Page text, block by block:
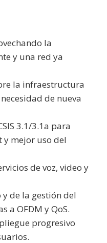
la
y una red ya
la infraestructura
de nueva
3.1/3.1a para
y mejor uso del
de voz, video y
de la gestión del
a OFDM y QoS.
progresivo